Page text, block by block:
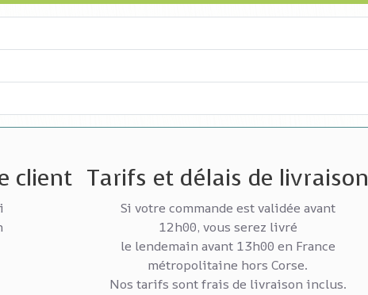
client Tarifs et délais de livraison
Si votre commande est validée avant
12h00, vous serez livré
le lendemain avant 13h00 en France
métropolitaine hors Corse.
Nos tarifs sont frais de livraison inclus.